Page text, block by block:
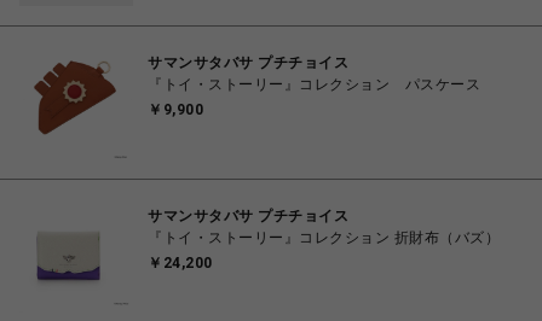
サマンサタバサ プチチョイス
『トイ・ストーリー』コレクション パスケース
￥9,900
サマンサタバサ プチチョイス
『トイ・ストーリー』コレクション 折財布（バズ）
￥24,200